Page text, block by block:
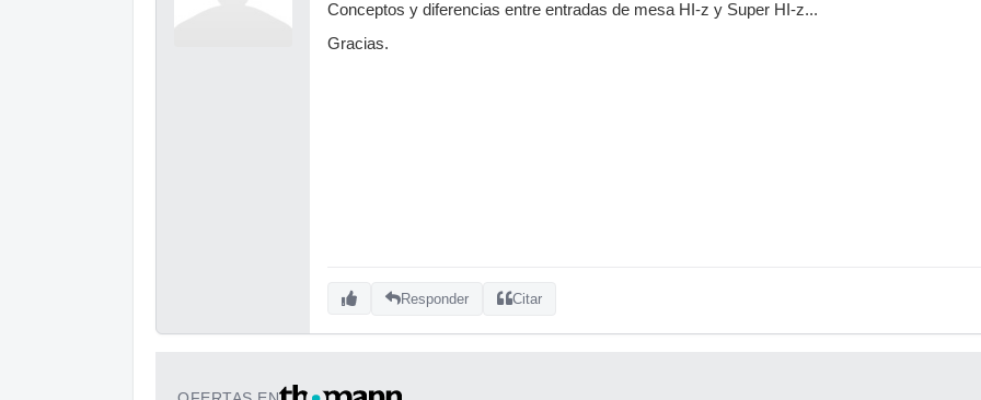
Conceptos y diferencias entre entradas de mesa HI-z y Super HI-z...
Gracias.
Responder Citar